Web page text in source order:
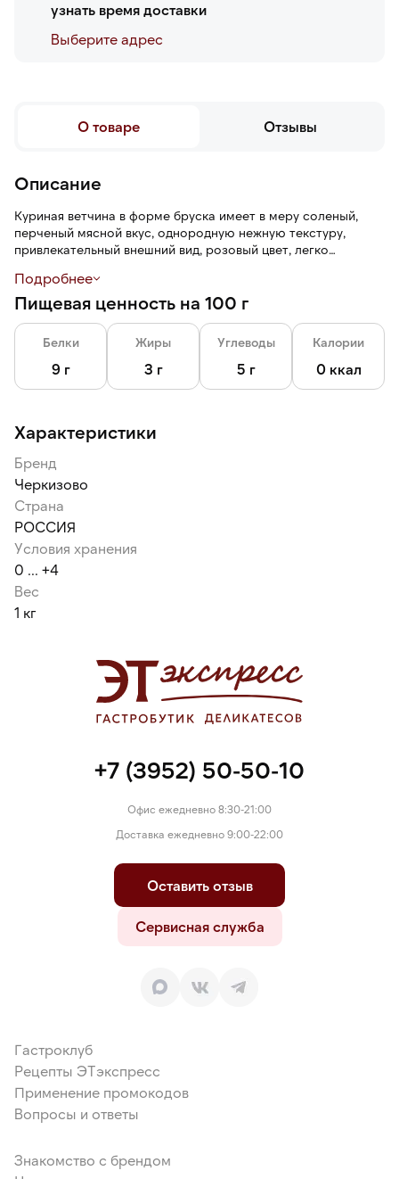
узнать время доставки
Выберите адреc
О товаре Отзывы
Описание
Куриная ветчина в форме бруска имеет в меру соленый,
перченый мясной вкус, однородную нежную текстуру,
привлекательный внешний вид, розовый цвет, легко
Ветчина подходит для приготовления тостов, бутербродов,
легких закусок, сытных салатов, горячих блюд и супов.
Подробнее
Пищевая ценность на 100 г
Белки
9 г
Жиры
3 г
Углеводы
5 г
Калории
0 ккал
Характеристики
Бренд
Черкизово
Страна
РОССИЯ
Условия хранения
0 ... +4
Вес
1 кг
+7 (3952) 50-50-10
Офис ежедневно 8:30-21:00
Доставка ежедневно 9:00-22:00
Оставить отзыв
Сервисная служба
Гастроклуб
Рецепты ЭТэкспресс
Применение промокодов
Вопросы и ответы
Знакомство с брендом